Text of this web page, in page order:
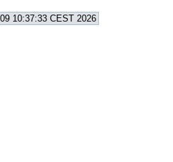
10:37:33 CEST 2026